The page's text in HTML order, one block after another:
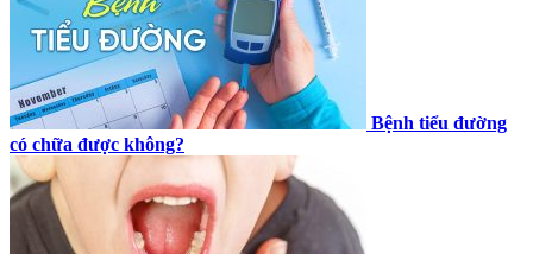
Bệnh tiểu đường
có chữa được không?